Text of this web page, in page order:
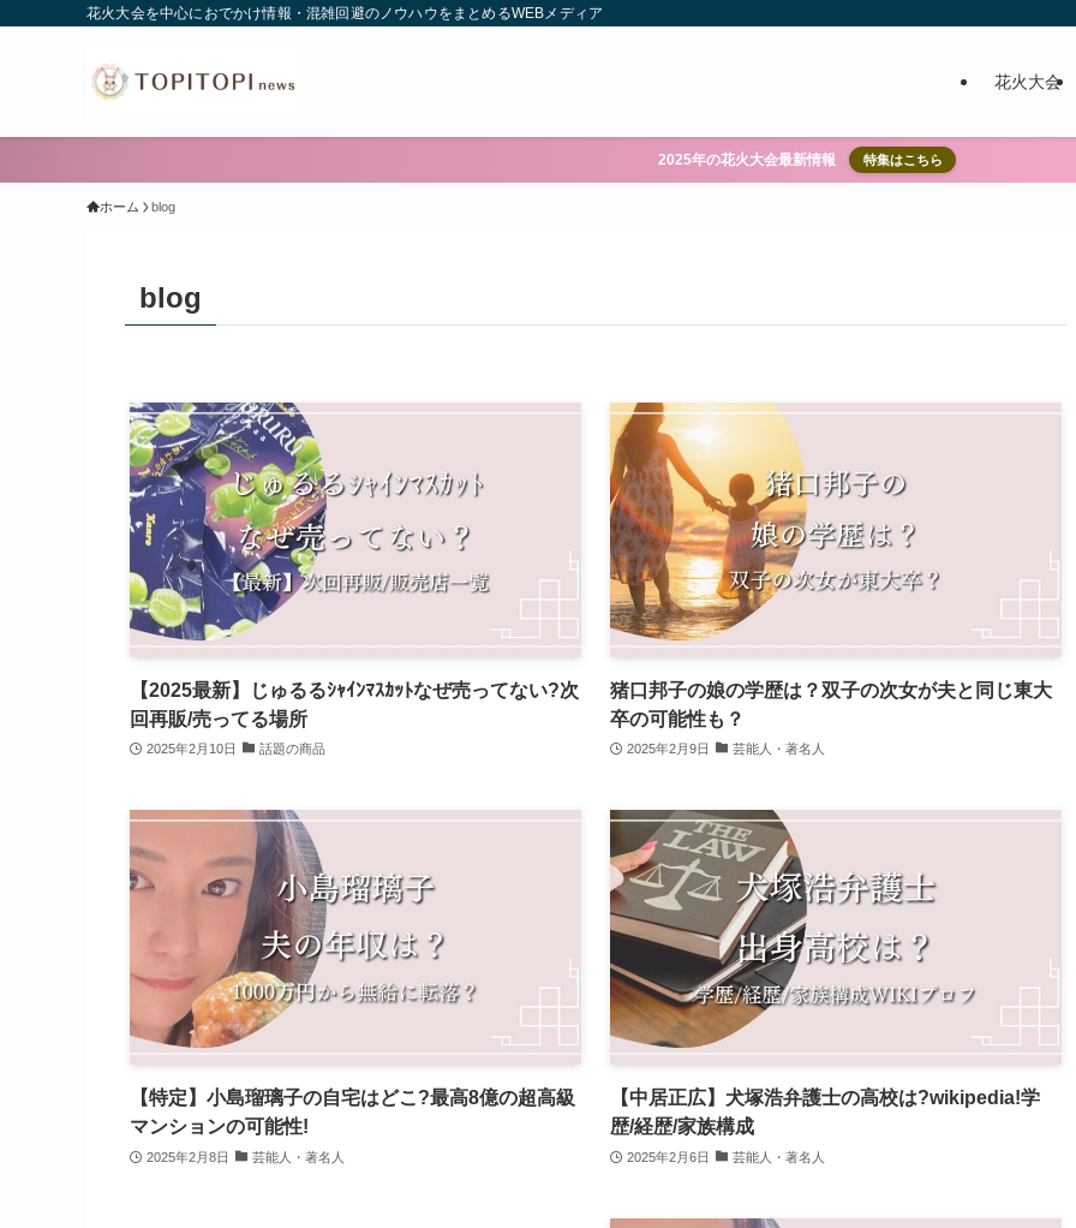
花火大会を中心におでかけ情報・混雑回避のノウハウをまとめるWEBメディア
花火大会
2025年の花火大会最新情報 特集はこちら
ホーム blog
blog
【2025最新】じゅるるｼｬｲﾝﾏｽｶｯﾄなぜ売ってない?次
回再販/売ってる場所
2025年2月10日 話題の商品
猪口邦子の娘の学歴は？双子の次女が夫と同じ東大
卒の可能性も？
2025年2月9日 芸能人・著名人
【特定】小島瑠璃子の自宅はどこ?最高8億の超高級
マンションの可能性!
2025年2月8日 芸能人・著名人
【中居正広】犬塚浩弁護士の高校は?wikipedia!学
歴/経歴/家族構成
2025年2月6日 芸能人・著名人